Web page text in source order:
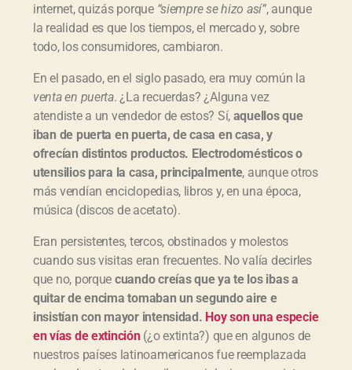
internet, quizás porque “siempre se hizo así”, aunque
la realidad es que los tiempos, el mercado y, sobre
todo, los consumidores, cambiaron.
En el pasado, en el siglo pasado, era muy común la
venta en puerta. ¿La recuerdas? ¿Alguna vez
atendiste a un vendedor de estos? Sí, aquellos que
iban de puerta en puerta, de casa en casa, y
ofrecían distintos productos. Electrodomésticos o
utensilios para la casa, principalmente, aunque otros
más vendían enciclopedias, libros y, en una época,
música (discos de acetato).
Eran persistentes, tercos, obstinados y molestos
cuando sus visitas eran frecuentes. No valía decirles
que no, porque cuando creías que ya te los ibas a
quitar de encima tomaban un segundo aire e
insistían con mayor intensidad. Hoy son una especie
en vías de extinción(¿o extinta?) que en algunos de
nuestros países latinoamericanos fue reemplazada